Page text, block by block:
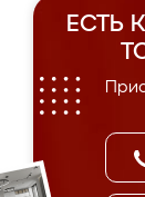
ЕСТЬ